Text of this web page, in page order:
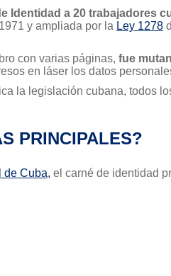
Identidad a 20 trabajadores
y ampliada por la Ley 1278
con varias páginas, fue
en láser los datos
la legislación cubana, todos
PRINCIPALES?
de Cuba, el carné de identidad